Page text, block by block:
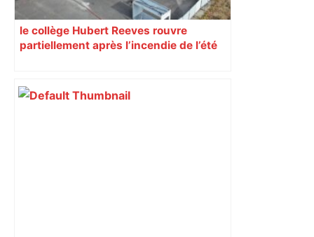
le collège Hubert Reeves rouvre
partiellement après l’incendie de l’été